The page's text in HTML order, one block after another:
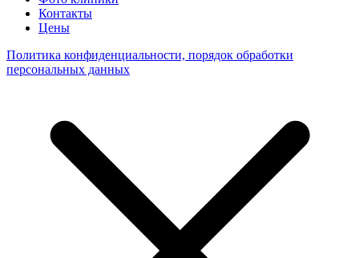
Контакты
Цены
Политика конфиденциальности, порядок обработки
персональных данных